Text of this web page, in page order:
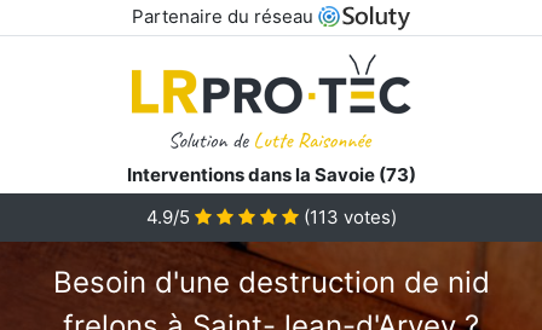
Partenaire du réseau
Interventions dans la Savoie (73)
4.9/5 (113 votes)
Besoin d'une destruction de nid